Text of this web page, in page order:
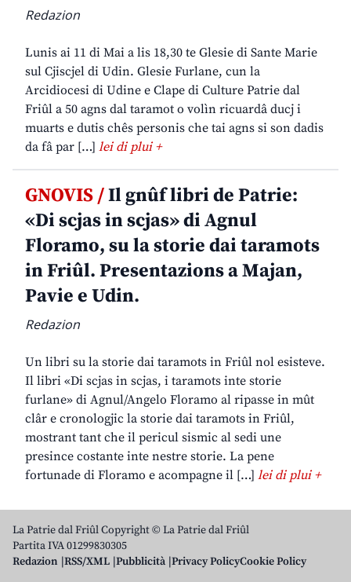
Redazion
Lunis ai 11 di Mai a lis 18,30 te Glesie di Sante Marie
sul Cjiscjel di Udin. Glesie Furlane, cun la
Arcidiocesi di Udine e Clape di Culture Patrie dal
Friûl a 50 agns dal taramot o volìn ricuardâ ducj i
muarts e dutis chês personis che tai agns si son dadis
da fâ par […] lei di plui +
GNOVIS /Il gnûf libri de Patrie:
«Di scjas in scjas» di Agnul
Floramo, su la storie dai taramots
in Friûl. Presentazions a Majan,
Pavie e Udin.
Redazion
Un libri su la storie dai taramots in Friûl nol esisteve.
Il libri «Di scjas in scjas, i taramots inte storie
furlane» di Agnul/Angelo Floramo al ripasse in mût
clâr e cronologjic la storie dai taramots in Friûl,
mostrant tant che il pericul sismic al sedi une
presince costante inte nestre storie. La pene
fortunade di Floramo e acompagne il […] lei di plui +
La Patrie dal Friûl Copyright © La Patrie dal Friûl
Partita IVA 01299830305
Redazion RSS/XML Pubblicità Privacy PolicyCookie Policy